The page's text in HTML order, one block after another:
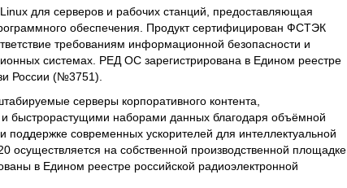
для серверов и рабочих станций, предоставляющая
обеспечения. Продукт сертифицирован ФСТЭК
требованиям информационной безопасности и
системах. РЕД ОС зарегистрирована в Едином реестре
России (№3751).
серверы корпоративного контента,
быстрорастущими наборами данных благодаря объёмной
современных ускорителей для интеллектуальной
осуществляется на собственной производственной площадке
в Едином реестре российской радиоэлектронной